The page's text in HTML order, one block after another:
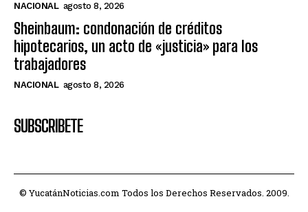
NACIONAL agosto 8, 2026
Sheinbaum: condonación de créditos
hipotecarios, un acto de «justicia» para los
trabajadores
NACIONAL agosto 8, 2026
SUBSCRIBETE
© YucatánNoticias.com Todos los Derechos Reservados. 2009.